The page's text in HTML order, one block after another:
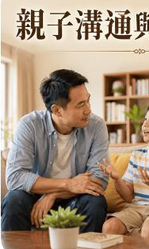
課程目標：調節體重、修
除緊張、平衡情緒、改變
疾病、延緩老化。
【課程資訊】
授課講師：張蕙莉 老師
講師介紹：日本瑜珈指導
導教師
內湖社區大學94年度金牌
局、(信義、內湖、松山
藝文推廣處、市政府民政
開課堂數：一期八堂，9/